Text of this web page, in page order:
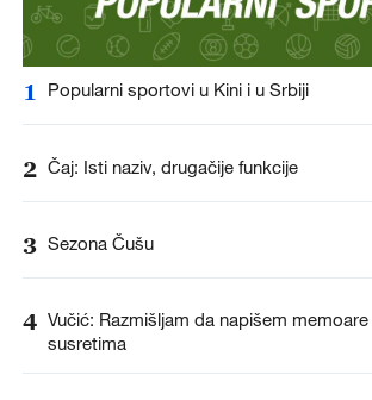
1 Popularni sportovi u Kini i u Srbiji
2 Čaj: Isti naziv, drugačije funkcije
3 Sezona Čušu
4 Vučić: Razmišljam da napišem
susretima